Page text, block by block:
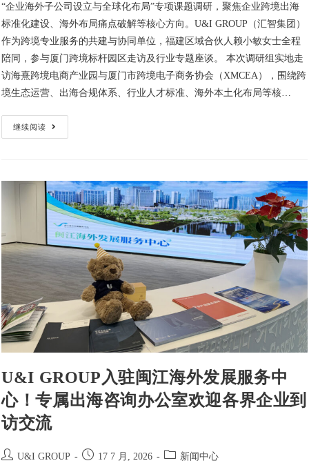
“企业海外子公司设立与全球化布局”专项课题调研，聚焦企业跨境出海
标准化建设、海外布局痛点破解等核心方向。U&I GROUP（汇智集团）
作为跨境专业服务的共建与协同单位，福建区域合伙人赖小敏女士全程
陪同，参与厦门跨境标杆园区走访及行业专题座谈。 本次调研组实地走
访海熹跨境电商产业园与厦门市跨境电子商务协会（XMCEA），围绕跨
境生态运营、出海合规体系、行业人才标准、海外本土化布局等核…
继续阅读
U&I GROUP入驻闽江海外发展服务中
心！专属出海咨询办公室欢迎各界企业到
访交流
U&I GROUP 17 7 月, 2026 新闻中心